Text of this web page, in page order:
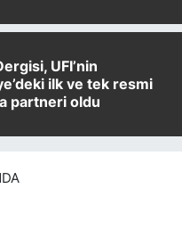
UFI’nin
ilk ve tek resmi
partneri oldu